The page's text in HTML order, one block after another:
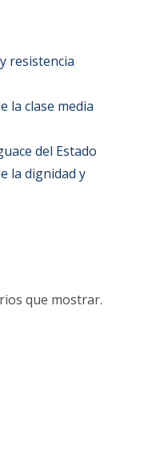
resistencia
la clase media
del Estado
la dignidad y
que mostrar.